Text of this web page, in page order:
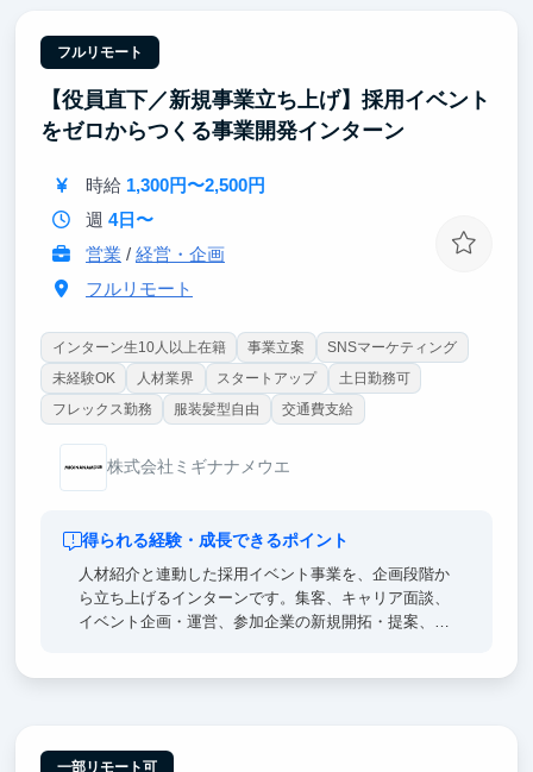
必要な成果をインターンに出していただいています。
そのような背景からANIMA GROUPに関わったインタ
ーンは、
以下のような成長実績を持って社会で活躍いただいて
・大手企業への内定（Google、カバー、リクルート、
博報堂など）
・学生起業
フルリモート
【役員直下／新規事業立ち上げ】採用イベント
をゼロからつくる事業開発インターン
時給 1,300円〜2,500円
週 4日〜
営業 / 経営・企画
フルリモート
インターン生10人以上在籍 事業立案
SNSマーケティング
未経験OK
人材業界 スタートアップ
土日勤務可
フレックス勤務
服装髪型自由 交通費支給
株式会社ミギナナメウエ
得られる経験・成長できるポイント
人材紹介と連動した採用イベント事業を、企画段階か
ら立ち上げるインターンです。集客、キャリア面談、
イベント企画・運営、参加企業の新規開拓・提案、数
め、将来起業したい方や、事業開発・コンサル・人材
一部リモート可